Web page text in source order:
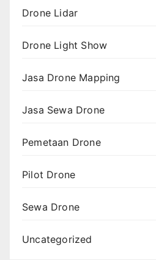
Drone Lidar
Drone Light Show
Jasa Drone Mapping
Jasa Sewa Drone
Pemetaan Drone
Pilot Drone
Sewa Drone
Uncategorized